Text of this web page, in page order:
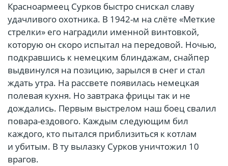
Красноармеец Сурков быстро снискал славу
удачливого охотника. В 1942-м на слёте «Меткие
стрелки» его наградили именной винтовкой,
которую он скоро испытал на передовой. Ночью,
подкравшись к немецким блиндажам, снайпер
выдвинулся на позицию, зарылся в снег и стал
ждать утра. На рассвете появилась немецкая
полевая кухня. Но завтрака фрицы так и не
дождались. Первым выстрелом наш боец свалил
повара-ездового. Каждым следующим бил
каждого, кто пытался приблизиться к котлам
и убитым. В ту вылазку Сурков уничтожил 10
врагов.